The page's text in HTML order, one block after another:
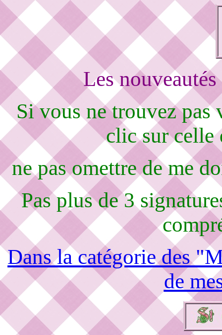
Les
Si vous ne trouvez pas
clic sur celle
ne pas omettre de me
Pas plus de 3
Dans la catégorie des
de